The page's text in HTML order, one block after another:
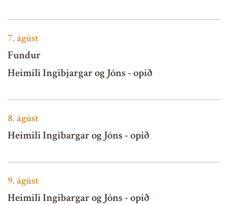
7.ágúst
Fundur
Heimili Ingibjargar og Jóns - opið
8.ágúst
Heimili Ingibargar og Jóns - opið
9.ágúst
Heimili Ingibargar og Jóns - opið